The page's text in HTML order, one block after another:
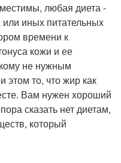
любая диета -
иных питательных
времени к
кожи и ее
не нужным
то, что жир как
Вам нужен хороший
сказать нет диетам,
который